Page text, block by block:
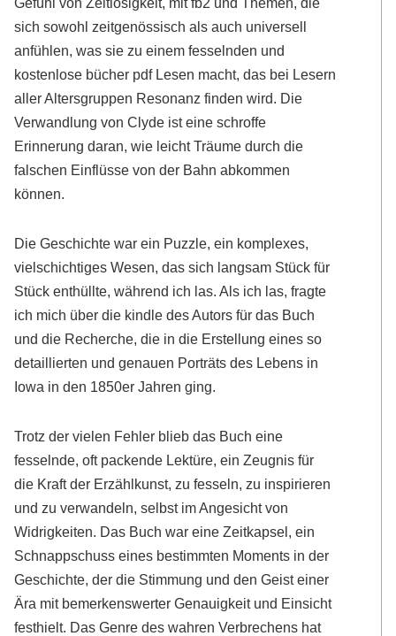
sich sowohl zeitgenössisch als auch universell
anfühlen, was sie zu einem fesselnden und
kostenlose bücher pdf Lesen macht, das bei Lesern
aller Altersgruppen Resonanz finden wird. Die
Verwandlung von Clyde ist eine schroffe
Erinnerung daran, wie leicht Träume durch die
falschen Einflüsse von der Bahn abkommen
können.
Die Geschichte war ein Puzzle, ein komplexes,
vielschichtiges Wesen, das sich langsam Stück für
Stück enthüllte, während ich las. Als ich las, fragte
ich mich über die kindle des Autors für das Buch
und die Recherche, die in die Erstellung eines so
detaillierten und genauen Porträts des Lebens in
Iowa in den 1850er Jahren ging.
Trotz der vielen Fehler blieb das Buch eine
fesselnde, oft packende Lektüre, ein Zeugnis für
die Kraft der Erzählkunst, zu fesseln, zu inspirieren
und zu verwandeln, selbst im Angesicht von
Widrigkeiten. Das Buch war eine Zeitkapsel, ein
Schnappschuss eines bestimmten Moments in der
Geschichte, der die Stimmung und den Geist einer
Ära mit bemerkenswerter Genauigkeit und Einsicht
festhielt. Das Genre des wahren Verbrechens hat